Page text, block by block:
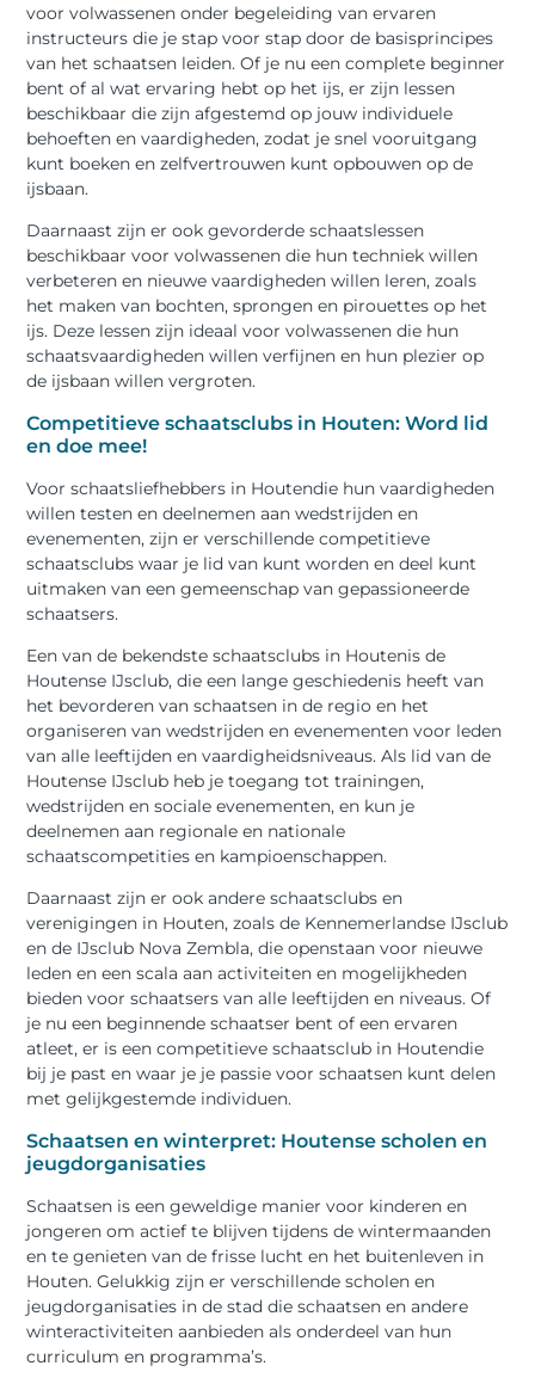
voor volwassenen onder begeleiding van ervaren
instructeurs die je stap voor stap door de basisprincipes
van het schaatsen leiden. Of je nu een complete beginner
bent of al wat ervaring hebt op het ijs, er zijn lessen
beschikbaar die zijn afgestemd op jouw individuele
behoeften en vaardigheden, zodat je snel vooruitgang
kunt boeken en zelfvertrouwen kunt opbouwen op de
ijsbaan.
Daarnaast zijn er ook gevorderde schaatslessen
beschikbaar voor volwassenen die hun techniek willen
verbeteren en nieuwe vaardigheden willen leren, zoals
het maken van bochten, sprongen en pirouettes op het
ijs. Deze lessen zijn ideaal voor volwassenen die hun
schaatsvaardigheden willen verfijnen en hun plezier op
de ijsbaan willen vergroten.
Competitieve schaatsclubs in Houten: Word lid
en doe mee!
Voor schaatsliefhebbers in Houtendie hun vaardigheden
willen testen en deelnemen aan wedstrijden en
evenementen, zijn er verschillende competitieve
schaatsclubs waar je lid van kunt worden en deel kunt
uitmaken van een gemeenschap van gepassioneerde
schaatsers.
Een van de bekendste schaatsclubs in Houtenis de
Houtense IJsclub, die een lange geschiedenis heeft van
het bevorderen van schaatsen in de regio en het
organiseren van wedstrijden en evenementen voor leden
van alle leeftijden en vaardigheidsniveaus. Als lid van de
Houtense IJsclub heb je toegang tot trainingen,
wedstrijden en sociale evenementen, en kun je
deelnemen aan regionale en nationale
schaatscompetities en kampioenschappen.
Daarnaast zijn er ook andere schaatsclubs en
verenigingen in Houten, zoals de Kennemerlandse IJsclub
en de IJsclub Nova Zembla, die openstaan voor nieuwe
leden en een scala aan activiteiten en mogelijkheden
bieden voor schaatsers van alle leeftijden en niveaus. Of
je nu een beginnende schaatser bent of een ervaren
atleet, er is een competitieve schaatsclub in Houtendie
bij je past en waar je je passie voor schaatsen kunt delen
met gelijkgestemde individuen.
Schaatsen en winterpret: Houtense scholen en
jeugdorganisaties
Schaatsen is een geweldige manier voor kinderen en
jongeren om actief te blijven tijdens de wintermaanden
en te genieten van de frisse lucht en het buitenleven in
Houten. Gelukkig zijn er verschillende scholen en
jeugdorganisaties in de stad die schaatsen en andere
winteractiviteiten aanbieden als onderdeel van hun
curriculum en programma’s.